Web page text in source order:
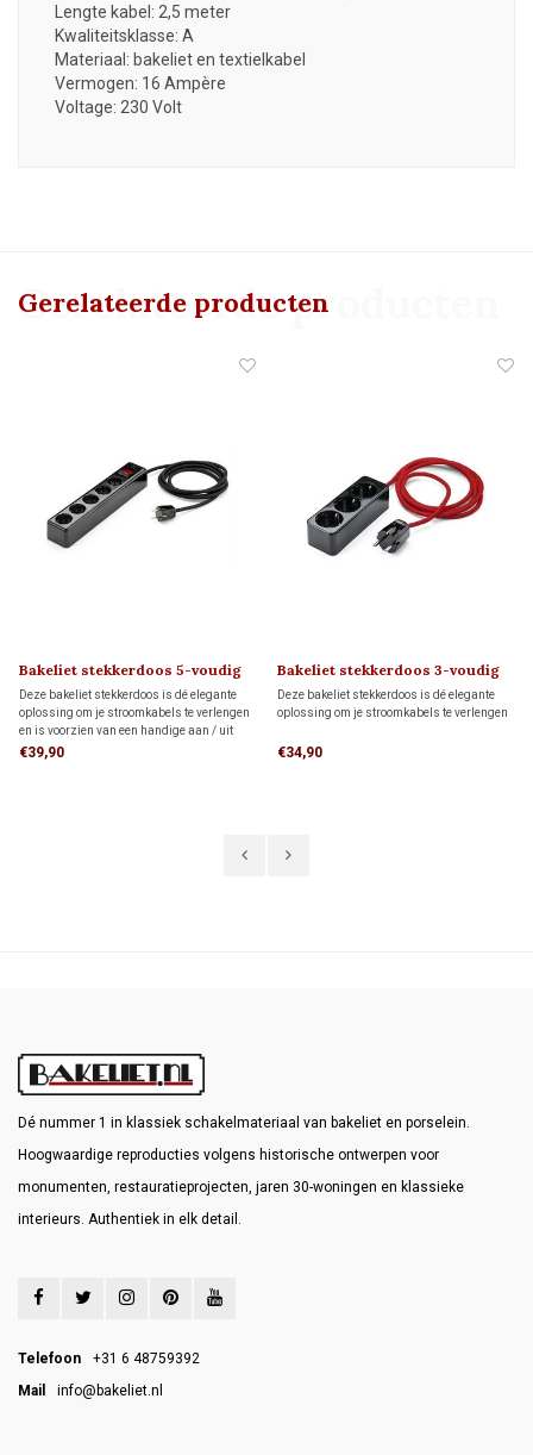
Lengte kabel: 2,5 meter
Kwaliteitsklasse: A
Materiaal: bakeliet en textielkabel
Vermogen: 16 Ampère
Voltage: 230 Volt
Gerelateerde producten
Gerelateerde producten
Bakeliet stekkerdoos 5-voudig
(met schakelaar)
Deze bakeliet stekkerdoos is dé elegante
oplossing om je stroomkabels te verlengen
en is voorzien van een handige aan / uit
schakelaar
€39,90
Bakeliet stekkerdoos 3-voudig
Deze bakeliet stekkerdoos is dé elegante
oplossing om je stroomkabels te verlengen
€34,90
Dé nummer 1 in klassiek schakelmateriaal van bakeliet en porselein.
Hoogwaardige reproducties volgens historische ontwerpen voor
monumenten, restauratieprojecten, jaren 30-woningen en klassieke
interieurs. Authentiek in elk detail.
Telefoon
+31 6 48759392
Mail
info@bakeliet.nl